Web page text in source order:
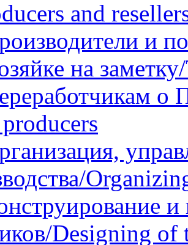
and
и
на
о
и
Designing of